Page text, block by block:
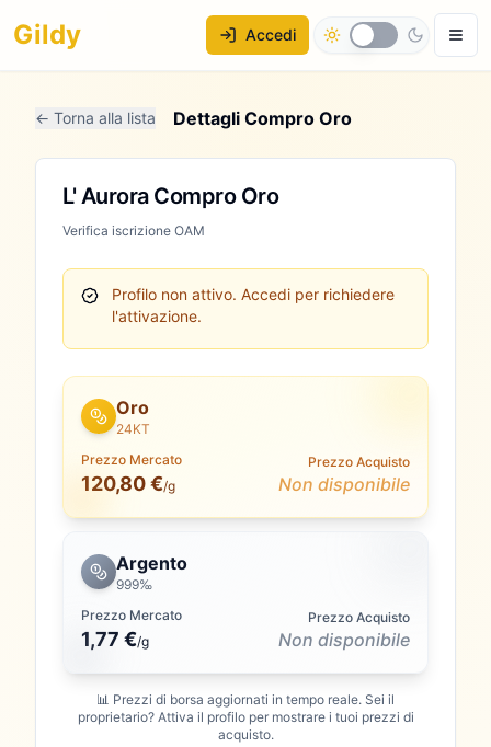
Gildy Accedi
← Torna alla lista Dettagli Compro Oro
L' Aurora Compro Oro
Verifica iscrizione OAM
Profilo non attivo. Accedi per richiedere
l'attivazione.
Oro
24KT
Prezzo Mercato
120,80 €/g
Prezzo Acquisto
Non disponibile
Argento
999‰
Prezzo Mercato
1,77 €/g
Prezzo Acquisto
Non disponibile
📊 Prezzi di borsa aggiornati in tempo reale. Sei il
proprietario? Attiva il profilo per mostrare i tuoi prezzi di
acquisto.